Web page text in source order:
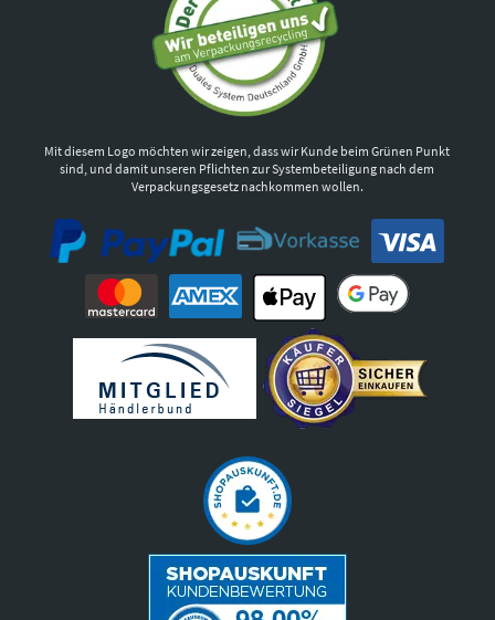
Mit diesem Logo möchten wir zeigen, dass wir Kunde beim Grünen Punkt
sind, und damit unseren Pflichten zur Systembeteiligung nach dem
Verpackungsgesetz nachkommen wollen.